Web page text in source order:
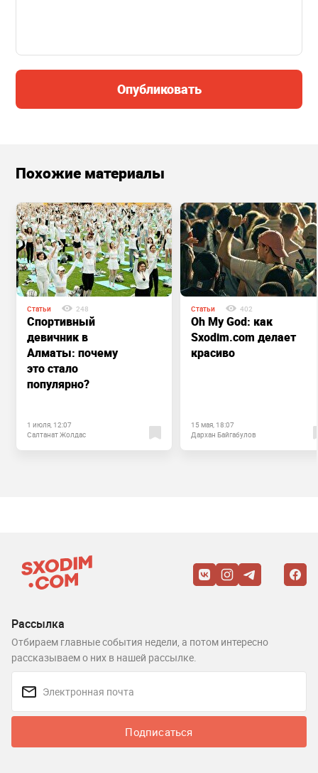
Опубликовать
Похожие материалы
Статьи 248
Спортивный
девичник в
Алматы: почему
это стало
популярно?
1 июля, 12:07
Салтанат Жолдас
Статьи 402
Oh My God: как
Sxodim.com делает
красиво
15 мая, 18:07
Дархан Байгабулов
Рассылка
Отбираем главные события недели, а потом интересно
рассказываем о них в нашей рассылке.
Подписаться